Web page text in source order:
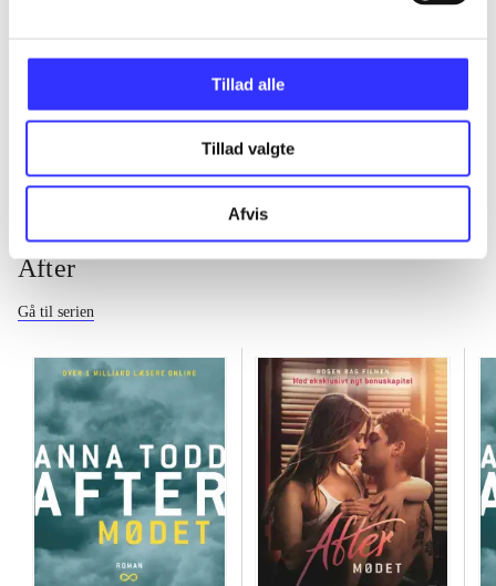
Tillad alle
Tillad valgte
Afvis
After
Gå til serien